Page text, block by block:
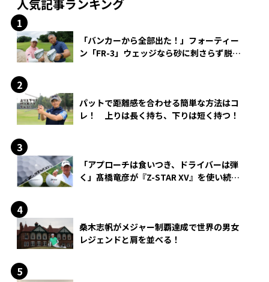
人気記事ランキング
「バンカーから全部出た！」フォーティー
ン「FR-3」ウェッジなら砂に刺さらず脱出
パットで距離感を合わせる簡単な方法はコ
レ！ 上りは長く持ち、下りは短く持つ！
「アプローチは食いつき、ドライバーは弾
く」髙橋竜彦が『Z-STAR XV』を使い続け
桑木志帆がメジャー制覇達成で世界の男女
レジェンドと肩を並べる！